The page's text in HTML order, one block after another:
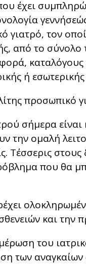
έχει
γιατρό, τον
από το σύνολο
ή
προσωπικό
σήμερα
την ομαλή
Τέσσερις
που θα
και την
του
των